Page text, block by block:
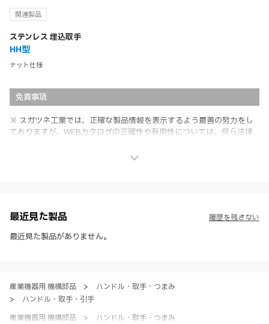
関連製品
ステンレス 埋込取手
HH型
ナット仕様
免責事項
※ スガツネ工業では、正確な製品情報を表示するよう最善の努力をし
ておりますが、WEBカタログの正確性や有用性については、何ら法律
社製品の使用ご検討、又は販売促進目的の利用に限ります。
※ 本WEBサイト製品情報のご利用にあたっては、WEBサイト利用規
約、プライバシーポリシー、製品情報ガイドをご確認いただき、内容の
最近見た製品
最近見た製品がありません。
履歴を残さない
産業機器用 機構部品 >
ハンドル・取手・つまみ
>
ハンドル・取手・引手
産業機器用 機構部品
>
ハンドル・取手・つまみ